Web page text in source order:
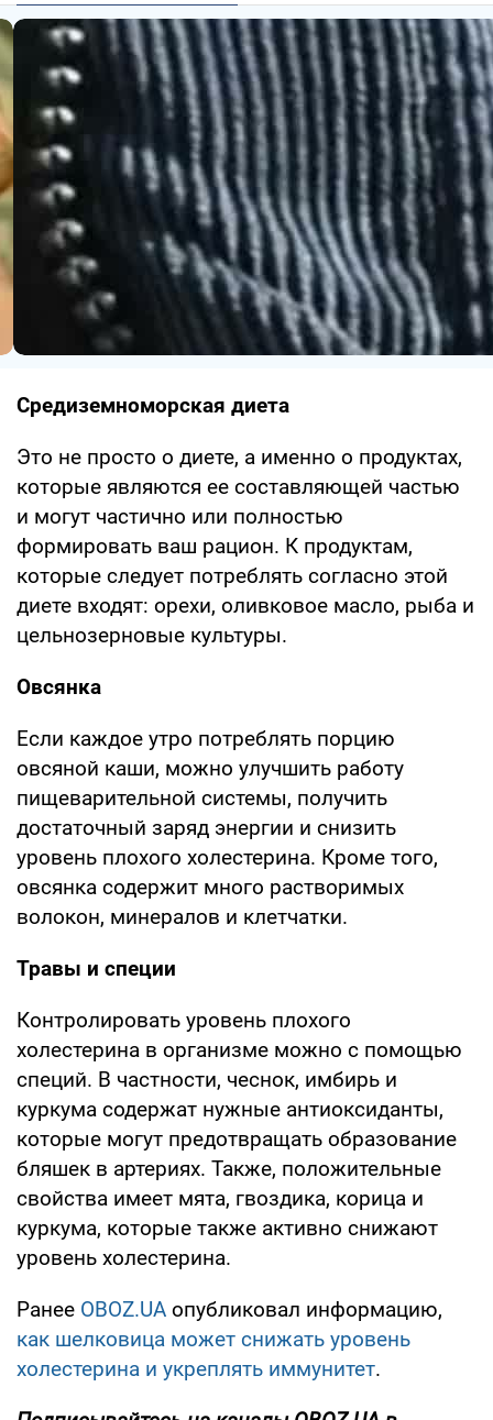
Средиземноморская диета
Это не просто о диете, а именно о продуктах,
которые являются ее составляющей частью
и могут частично или полностью
формировать ваш рацион. К продуктам,
которые следует потреблять согласно этой
диете входят: орехи, оливковое масло, рыба и
цельнозерновые культуры.
Овсянка
Если каждое утро потреблять порцию
овсяной каши, можно улучшить работу
пищеварительной системы, получить
достаточный заряд энергии и снизить
уровень плохого холестерина. Кроме того,
овсянка содержит много растворимых
волокон, минералов и клетчатки.
Травы и специи
Контролировать уровень плохого
холестерина в организме можно с помощью
специй. В частности, чеснок, имбирь и
куркума содержат нужные антиоксиданты,
которые могут предотвращать образование
бляшек в артериях. Также, положительные
свойства имеет мята, гвоздика, корица и
куркума, которые также активно снижают
уровень холестерина.
Ранее OBOZ.UA опубликовал информацию,
как шелковица может снижать уровень
холестерина и укреплять иммунитет.